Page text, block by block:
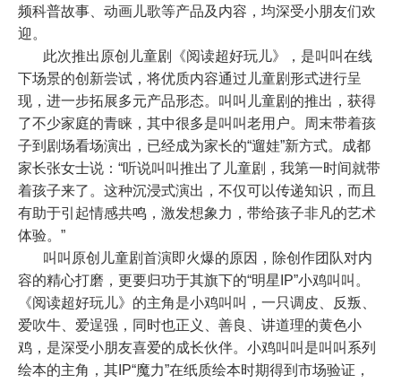
频科普故事、动画儿歌等产品及内容，均深受小朋友们欢
迎。
此次推出原创儿童剧《阅读超好玩儿》，是叫叫在线
下场景的创新尝试，将优质内容通过儿童剧形式进行呈
现，进一步拓展多元产品形态。叫叫儿童剧的推出，获得
了不少家庭的青睐，其中很多是叫叫老用户。周末带着孩
子到剧场看场演出，已经成为家长的“遛娃”新方式。成都
家长张女士说： “听说叫叫推出了儿童剧，我第一时间就带
着孩子来了。这种沉浸式演出，不仅可以传递知识，而且
有助于引起情感共鸣，激发想象力，带给孩子非凡的艺术
体验。 ”
叫叫原创儿童剧首演即火爆的原因，除创作团队对内
容的精心打磨，更要归功于其旗下的“明星 IP”小鸡叫叫。
《阅读超好玩儿》的主角是小鸡叫叫，一只调皮、反叛、
爱吹牛、爱逞强，同时也正义、善良、讲道理的黄色小
鸡，是深受小朋友喜爱的成长伙伴。小鸡叫叫是叫叫系列
绘本的主角，其 IP“魔力”在纸质绘本时期得到市场验证，